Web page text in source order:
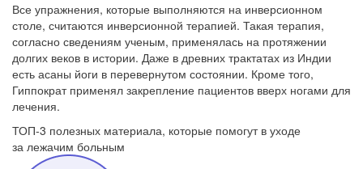
Все упражнения, которые выполняются на инверсионном
столе, считаются инверсионной терапией. Такая терапия,
согласно сведениям ученым, применялась на протяжении
долгих веков в истории. Даже в древних трактатах из Индии
есть асаны йоги в перевернутом состоянии. Кроме того,
Гиппократ применял закрепление пациентов вверх ногами для
лечения.
ТОП-3 полезных материала, которые помогут в уходе
за лежачим больным